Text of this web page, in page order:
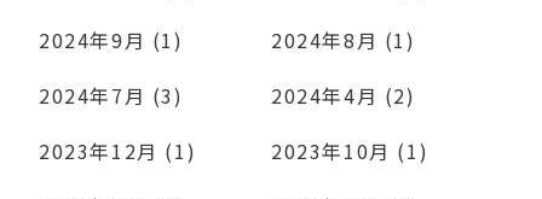
2024年9月 (1)
2024年8月 (1)
2024年7月 (3)
2024年4月 (2)
2023年12月 (1)
2023年10月 (1)